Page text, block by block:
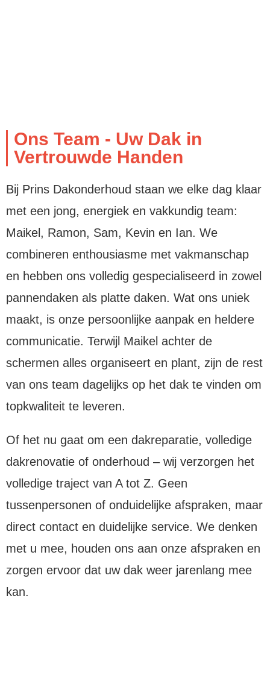
Ons Team - Uw Dak in
Vertrouwde Handen
Bij Prins Dakonderhoud staan we elke dag klaar
met een jong, energiek en vakkundig team:
Maikel, Ramon, Sam, Kevin en Ian. We
combineren enthousiasme met vakmanschap
en hebben ons volledig gespecialiseerd in zowel
pannendaken als platte daken. Wat ons uniek
maakt, is onze persoonlijke aanpak en heldere
communicatie. Terwijl Maikel achter de
schermen alles organiseert en plant, zijn de rest
van ons team dagelijks op het dak te vinden om
topkwaliteit te leveren.
Of het nu gaat om een dakreparatie, volledige
dakrenovatie of onderhoud – wij verzorgen het
volledige traject van A tot Z. Geen
tussenpersonen of onduidelijke afspraken, maar
direct contact en duidelijke service. We denken
met u mee, houden ons aan onze afspraken en
zorgen ervoor dat uw dak weer jarenlang mee
kan.